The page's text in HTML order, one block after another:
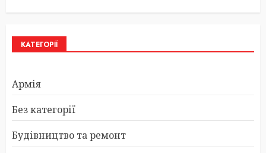
КАТЕГОРІЇ
Армія
Без категорії
Будівництво та ремонт